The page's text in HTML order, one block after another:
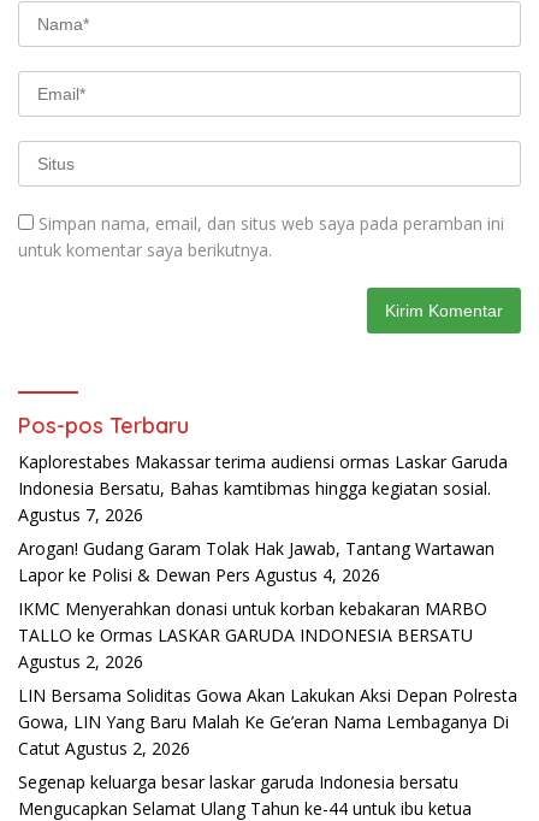
Simpan nama, email, dan situs web saya pada peramban ini
untuk komentar saya berikutnya.
Pos-pos Terbaru
Kaplorestabes Makassar terima audiensi ormas Laskar Garuda
Indonesia Bersatu, Bahas kamtibmas hingga kegiatan sosial.
Agustus 7, 2026
Arogan! Gudang Garam Tolak Hak Jawab, Tantang Wartawan
Lapor ke Polisi & Dewan Pers Agustus 4, 2026
IKMC Menyerahkan donasi untuk korban kebakaran MARBO
TALLO ke Ormas LASKAR GARUDA INDONESIA BERSATU
Agustus 2, 2026
LIN Bersama Soliditas Gowa Akan Lakukan Aksi Depan Polresta
Gowa, LIN Yang Baru Malah Ke Ge’eran Nama Lembaganya Di
Catut Agustus 2, 2026
Segenap keluarga besar laskar garuda Indonesia bersatu
Mengucapkan Selamat Ulang Tahun ke-44 untuk ibu ketua